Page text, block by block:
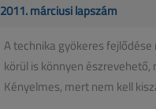
2011. márciusi lapszám
A technika gyökeres
körül is könnyen
Kényelmes, mert nem kell